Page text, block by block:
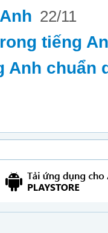
22/11
tiếng
Anh chuẩn